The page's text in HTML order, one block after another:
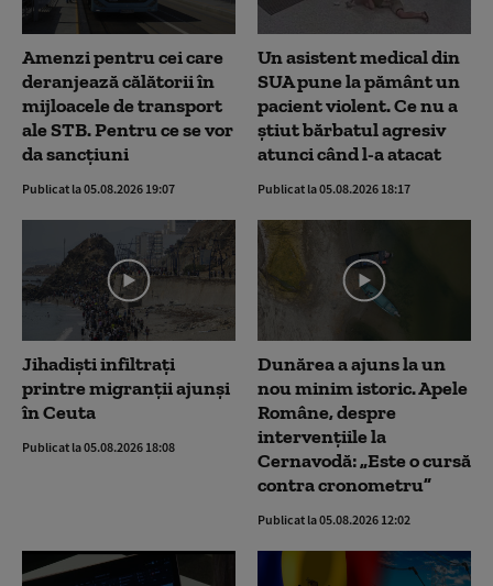
Amenzi pentru cei care
deranjează călătorii în
mijloacele de transport
ale STB. Pentru ce se vor
da sancțiuni
Publicat la 05.08.2026 19:07
Un asistent medical din
SUA pune la pământ un
pacient violent. Ce nu a
știut bărbatul agresiv
atunci când l-a atacat
Publicat la 05.08.2026 18:17
Jihadiști infiltrați
printre migranții ajunși
în Ceuta
Publicat la 05.08.2026 18:08
Dunărea a ajuns la un
nou minim istoric. Apele
Române, despre
intervențiile la
Cernavodă: „Este o cursă
contra cronometru”
Publicat la 05.08.2026 12:02